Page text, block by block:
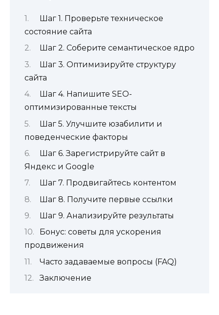
Шаг 1. Проверьте техническое
состояние сайта
Шаг 2. Соберите семантическое ядро
Шаг 3. Оптимизируйте структуру
сайта
Шаг 4. Напишите SEO-
оптимизированные тексты
Шаг 5. Улучшите юзабилити и
поведенческие факторы
Шаг 6. Зарегистрируйте сайт в
Яндекс и Google
Шаг 7. Продвигайтесь контентом
Шаг 8. Получите первые ссылки
Шаг 9. Анализируйте результаты
Бонус: советы для ускорения
продвижения
Часто задаваемые вопросы (FAQ)
Заключение